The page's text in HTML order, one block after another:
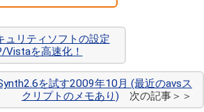
ュリティソフトの設定
Vistaを高速化！
を試す2009年10月 (最近のavsス
クリプトのメモあり) 次の記事＞＞